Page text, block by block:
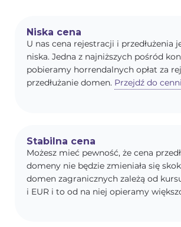
Niska cena
U nas cena rejestracji i przedłużenia
niska. Jedna z najniższych pośród
pobieramy horrendalnych opłat za
przedłużanie domen. Przejdź do
Stabilna cena
Możesz mieć pewność, że cena
domeny nie będzie zmieniała się
domen zagranicznych zależą od
i EUR i to od na niej opieramy